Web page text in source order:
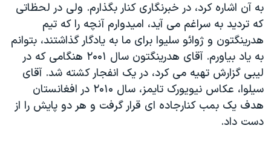
به آن اشاره کرد، در خبرنگاری کنار بگذارم. ولی در لحظاتی
که تردید به سراغم می آید، امیدوارم آنچه را که تیم
هدرینگتون و ژوائو سلیوا برای ما به یادگار گذاشتند، بتوانم
به یاد بیاورم. آقای هدرینگتون سال ۲۰۰۱ هنگامی که در
لیبی گزارش تهیه می کرد، در یک انفجار کشته شد. آقای
سیلوا، عکاس نیویورک تایمز، سال ۲۰۱۰ در افغانستان
هدف یک بمب کنارجاده ای قرار گرفت و هر دو پایش را از
دست داد.